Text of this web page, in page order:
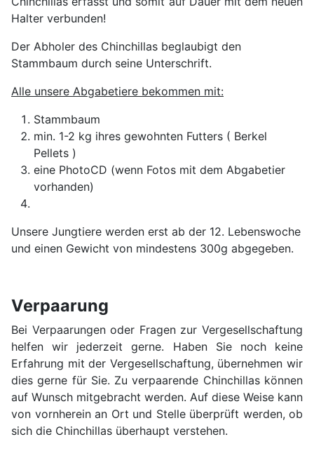
Halter verbunden!
Der Abholer des Chinchillas beglaubigt den
Stammbaum durch seine Unterschrift.
Alle unsere Abgabetiere bekommen mit:
Stammbaum
min. 1-2 kg ihres gewohnten Futters ( Berkel
Pellets )
eine PhotoCD (wenn Fotos mit dem Abgabetier
vorhanden)
Unsere Jungtiere werden erst ab der 12. Lebenswoche
und einen Gewicht von mindestens 300g abgegeben.
Verpaarung
Bei Verpaarungen oder Fragen zur Vergesellschaftung
helfen wir jederzeit gerne. Haben Sie noch keine
Erfahrung mit der Vergesellschaftung, übernehmen wir
dies gerne für Sie. Zu verpaarende Chinchillas können
auf Wunsch mitgebracht werden. Auf diese Weise kann
von vornherein an Ort und Stelle überprüft werden, ob
sich die Chinchillas überhaupt verstehen.